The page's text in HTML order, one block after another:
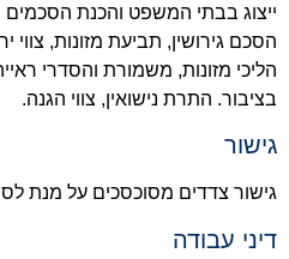
ייצוג בבתי המשפט והכנת הסכמים
הסכם גירושין, תביעת מזונות, צווי
הליכי מזונות, משמורת והסדרי
בציבור. התרת נישואין, צווי הגנה.
גישור
גישור צדדים מסוכסכים על מנת
דיני עבודה